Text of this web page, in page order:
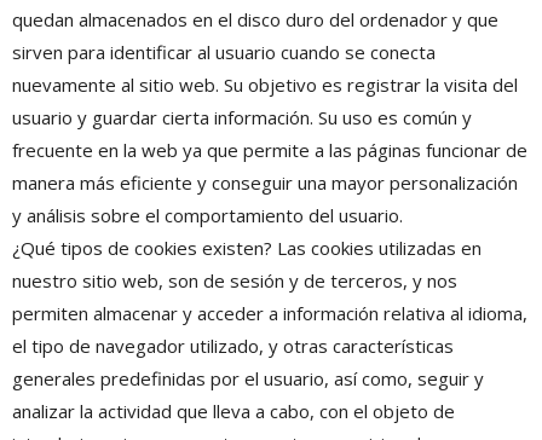
quedan almacenados en el disco duro del ordenador y que
sirven para identificar al usuario cuando se conecta
nuevamente al sitio web. Su objetivo es registrar la visita del
usuario y guardar cierta información. Su uso es común y
frecuente en la web ya que permite a las páginas funcionar de
manera más eficiente y conseguir una mayor personalización
y análisis sobre el comportamiento del usuario.
¿Qué tipos de cookies existen? Las cookies utilizadas en
nuestro sitio web, son de sesión y de terceros, y nos
permiten almacenar y acceder a información relativa al idioma,
el tipo de navegador utilizado, y otras características
generales predefinidas por el usuario, así como, seguir y
analizar la actividad que lleva a cabo, con el objeto de